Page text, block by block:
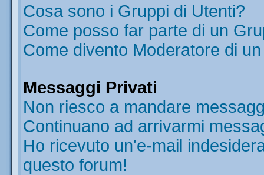
Cosa sono i Gruppi di Utenti?
Come posso far parte di un
Come divento Moderatore di
Messaggi Privati
Non riesco a mandare
Continuano ad arrivarmi
Ho ricevuto un'e-mail
questo forum!